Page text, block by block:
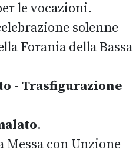
le vocazioni.
solenne
Forania della Bassa
- Trasfigurazione
.
Messa con Unzione